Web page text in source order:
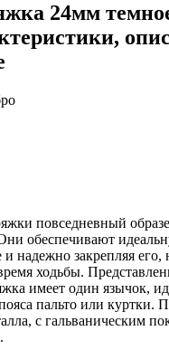
24мм
повседневный
обеспечивают
надежно закрепляя его,
ходьбы.
имеет один язычок,
пальто или куртки.
с гальваническим